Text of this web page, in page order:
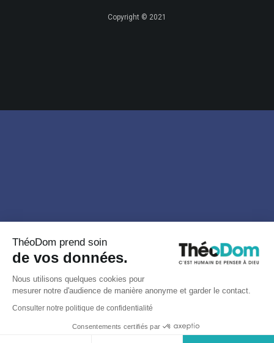
Copyright © 2021
ThéoDom prend soin
de vos données.
Nous utilisons quelques cookies pour
mesurer notre d'audience de manière anonyme et garder le contact.
Consulter notre politique de confidentialité
Consentements certifiés par